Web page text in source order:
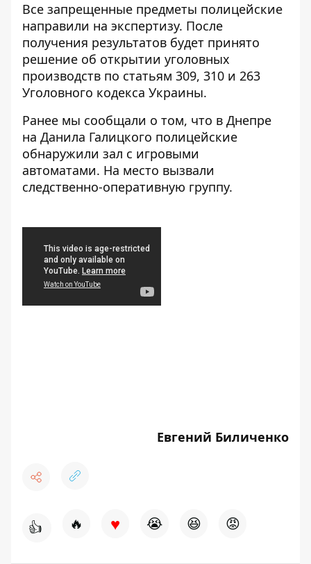
Все запрещенные предметы полицейские
направили на экспертизу. После
получения результатов будет принято
решение об открытии уголовных
производств по статьям 309, 310 и 263
Уголовного кодекса Украины.
Ранее мы сообщали о том, что в Днепре
на Данила Галицкого полицейские
обнаружили зал с игровыми
автоматами. На место вызвали
следственно-оперативную группу.
Евгений Биличенко
👍 🔥 ♥ 😭 😆 😡